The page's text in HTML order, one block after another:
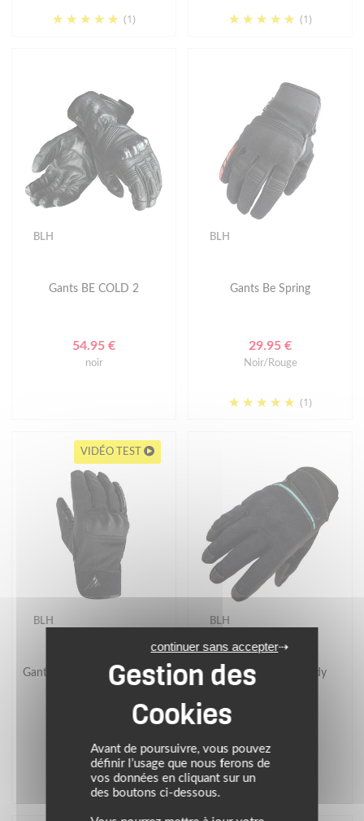
(1) (1)
BLH
Gants BE COLD 2
54.95 €
noir
BLH
Gants Be Spring
29.95 €
Noir/Rouge
(1)
VIDÉO TEST
BLH
Gants BE LADY URBAN WP
Noir/Gris
BLH
Gants Be Fresh 2 Lady
Noir Turquoise
Avant de poursuivre, vous pouvez
définir l’usage que nous ferons de
vos données en cliquant sur un
des boutons ci-dessous.
continuer sans accepter